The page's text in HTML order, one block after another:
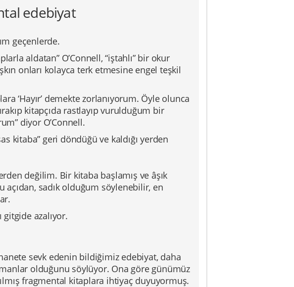
edebiyat
geçenlerde.
aldatan” O’Connell, “iştahlı” bir okur
onları kolayca terk etmesine engel teşkil
‘Hayır’ demekte zorlanıyorum. Öyle olunca
kitapçıda rastlayıp vurulduğum bir
diyor O’Connell.
kitaba” geri döndüğü ve kaldığı yerden
değilim. Bir kitaba başlamış ve âşık
sadık olduğum söylenebilir, en
gitgide azalıyor.
sevk edenin bildiğimiz edebiyat, daha
olduğunu söylüyor. Ona göre günümüz
fragmental kitaplara ihtiyaç duyuyormuş.